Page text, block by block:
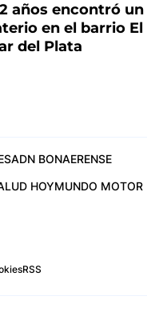
años encontró un
en el barrio El
del Plata
ADN BONAERENSE
HOYMUNDO MOTOR
RSS